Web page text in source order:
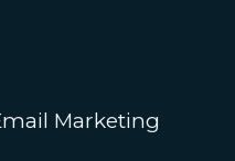
Marketing